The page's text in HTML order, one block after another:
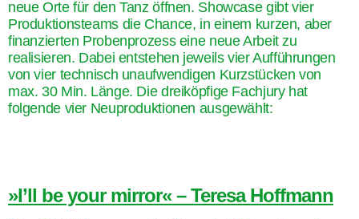
neue Orte für den Tanz öffnen. Showcase gibt vier
Produktionsteams die Chance, in einem kurzen, aber
finanzierten Probenprozess eine neue Arbeit zu
realisieren. Dabei entstehen jeweils vier Aufführungen
von vier technisch unaufwendigen Kurzstücken von
max. 30 Min. Länge. Die dreiköpfige Fachjury hat
folgende vier Neuproduktionen ausgewählt:
»I’ll be your mirror« – Teresa Hoffmann